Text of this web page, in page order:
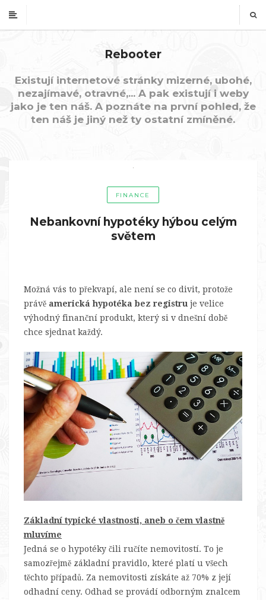
Rebooter
Existují internetové stránky mizerné, ubohé,
nezajímavé, otravné,... A pak existují i weby
jako je ten náš. A poznáte na první pohled, že
ten náš je jiný než ty ostatní zmíněné.
FINANCE
Nebankovní hypotéky hýbou celým
světem
Možná vás to překvapí, ale není se co divit, protože
právě americká hypotéka bez registru je velice
výhodný finanční produkt, který si v dnešní době
chce sjednat každý.
Základní typické vlastnosti, aneb o čem vlastně
mluvíme
Jedná se o hypotéky čili ručíte nemovitostí. To je
samozřejmě základní pravidlo, které platí u všech
těchto případů. Za nemovitosti získáte až 70% z její
odhadní ceny. Odhad se provádí odborným znalcem